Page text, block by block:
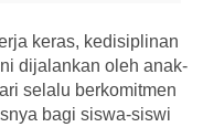
keras, kedisiplinan
dijalankan oleh anak-
selalu berkomitmen
bagi siswa-siswi